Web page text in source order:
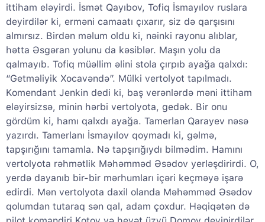
ittiham eləyirdi. İsmət Qayıbov, Tofiq İsmayılov ruslara
deyirdilər ki, erməni camaatı çıxarır, siz də qarşısını
almırsız. Birdən məlum oldu ki, nəinki rayonu alıblar,
hətta Əsgəran yolunu da kəsiblər. Maşın yolu da
qalmayıb. Tofiq müəllim əlini stola çırpıb ayağa qalxdı:
“Getməliyik Xocavəndə”. Mülki vertolyot tapılmadı.
Komendant Jenkin dedi ki, baş verənlərdə məni ittiham
eləyirsizsə, minin hərbi vertolyota, gedək. Bir onu
gördüm ki, hamı qalxdı ayağa. Tamerlan Qarayev nəsə
yazırdı. Tamerlanı İsmayılov qoymadı ki, gəlmə,
tapşırığını tamamla. Nə tapşırığıydı bilmədim. Hamını
vertolyota rəhmətlik Məhəmməd Əsədov yerləşdirirdi. O,
yerdə dayanıb bir-bir mərhumları içəri keçməyə işarə
edirdi. Mən vertolyota daxil olanda Məhəmməd Əsədov
qolumdan tutaraq sən qal, adam çoxdur. Həqiqətən də